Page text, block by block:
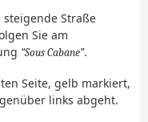
steigende Straße
Sie am
Sous Cabane .
Seite, gelb markiert,
links abgeht.